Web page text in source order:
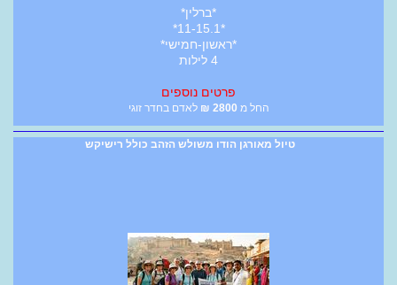
*ברלין*
*11-15.1*
*ראשון-חמישי*
4 לילות
פרטים נוספים
החל מ 2800
₪ לאדם בחדר זוגי
טיול מאורגן הודו משולש הזהב כולל רישיקש